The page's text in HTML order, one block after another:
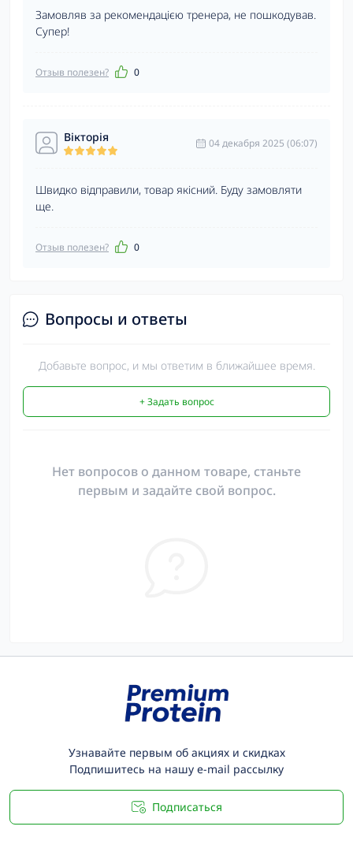
Замовляв за рекомендацією тренера, не пошкодував.
Супер!
Отзыв полезен? 0
Вікторія 04 декабря 2025 (06:07)
Швидко відправили, товар якісний. Буду замовляти
ще.
Отзыв полезен? 0
Вопросы и ответы
Добавьте вопрос, и мы ответим в ближайшее время.
+ Задать вопрос
Нет вопросов о данном товаре, станьте
первым и задайте свой вопрос.
Узнавайте первым об акциях и скидках
Подпишитесь на нашу e-mail рассылку
Подписаться